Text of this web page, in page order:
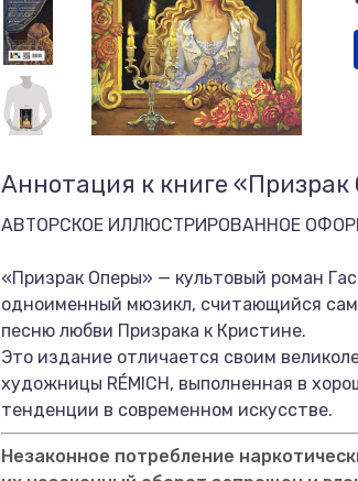
Аннотация к книге
АВТОРСКОЕ ИЛЛЮСТРИРОВАННОЕ
«Призрак Оперы» — культовый роман
одноименный мюзикл, считающийся
песню любви Призрака к Кристине.
Это издание отличается своим
художницы RÉMICH, выполненная в
тенденции в современном искусстве.
Незаконное потребление